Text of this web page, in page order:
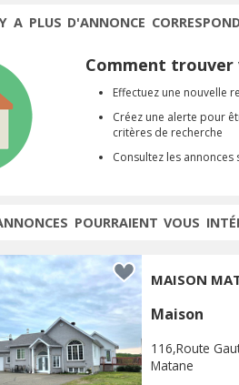
A PLUS D'ANNONCE
Comment trouver
Effectuez une nouvelle
Créez une alerte pour
critères de recherche
Consultez les
POURRAIENT VOUS
MAISON
Maison
116,Route
Matane